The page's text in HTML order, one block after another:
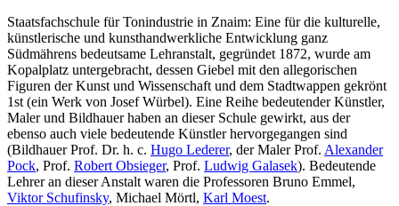
Staatsfachschule für Tonindustrie in Znaim: Eine für die kulturelle,
künstlerische und kunsthandwerkliche Entwicklung ganz
Südmährens bedeutsame Lehranstalt, gegründet 1872, wurde am
Kopalplatz untergebracht, dessen Giebel mit den allegorischen
Figuren der Kunst und Wissenschaft und dem Stadtwappen gekrönt
1st (ein Werk von Josef Würbel). Eine Reihe bedeutender Künstler,
Maler und Bildhauer haben an dieser Schule gewirkt, aus der
ebenso auch viele bedeutende Künstler hervorgegangen sind
(Bildhauer Prof. Dr. h. c. Hugo Lederer, der Maler Prof. Alexander
Pock, Prof. Robert Obsieger, Prof. Ludwig Galasek). Bedeutende
Lehrer an dieser Anstalt waren die Professoren Bruno Emmel,
Viktor Schufinsky, Michael Mörtl, Karl Moest.